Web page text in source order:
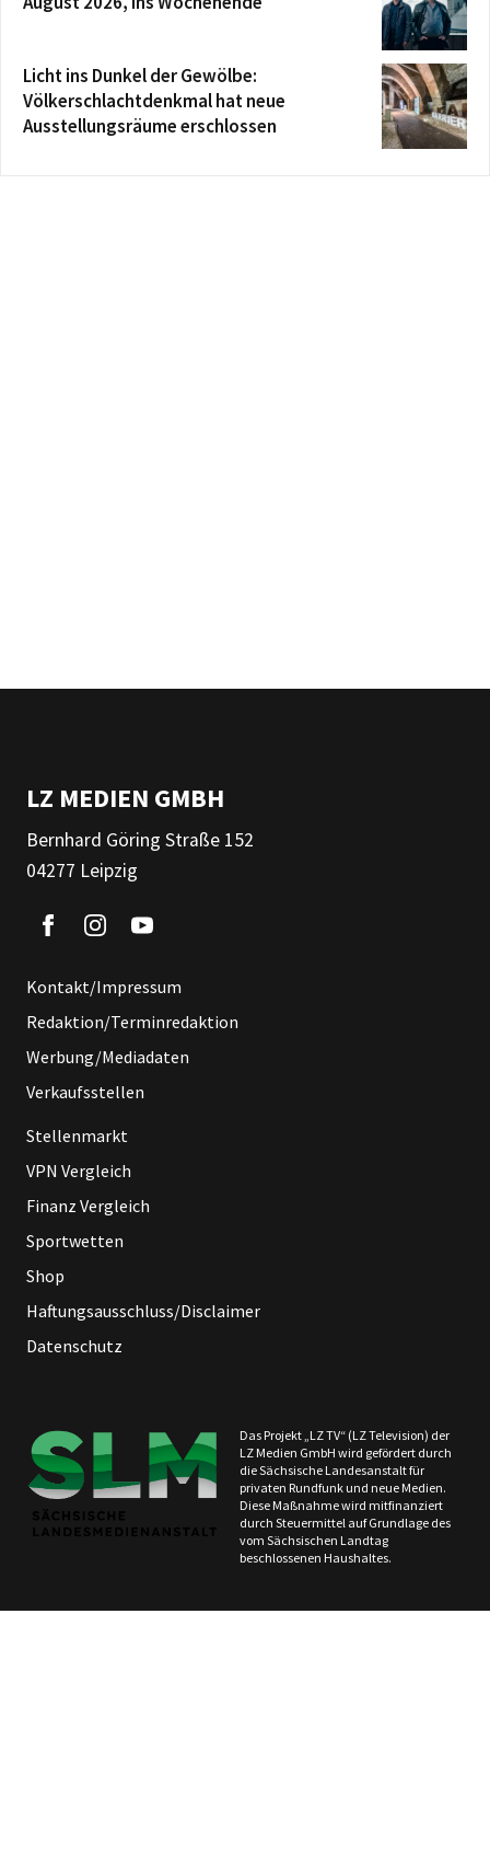
Licht ins Dunkel der Gewölbe:
Völkerschlachtdenkmal hat neue
Ausstellungsräume erschlossen
LZ MEDIEN GMBH
Bernhard Göring Straße 152
04277 Leipzig
Kontakt/Impressum
Redaktion/Terminredaktion
Werbung/Mediadaten
Verkaufsstellen
Stellenmarkt
VPN Vergleich
Finanz Vergleich
Sportwetten
Shop
Haftungsausschluss/Disclaimer
Datenschutz
Das Projekt „LZ TV“ (LZ Television) der
LZ Medien GmbH wird gefördert durch
die Sächsische Landesanstalt für
privaten Rundfunk und neue Medien.
Diese Maßnahme wird mitfinanziert
durch Steuermittel auf Grundlage des
vom Sächsischen Landtag
beschlossenen Haushaltes.